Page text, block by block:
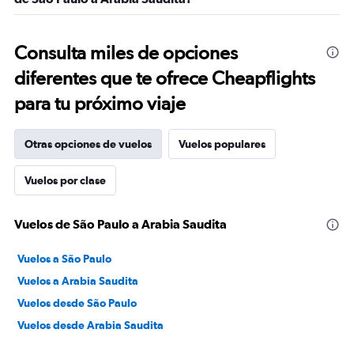
Consulta miles de opciones
diferentes que te ofrece Cheapflights
para tu próximo viaje
Otras opciones de vuelos Vuelos populares
Vuelos por clase
Vuelos de São Paulo a Arabia Saudita
Vuelos a São Paulo
Vuelos a Arabia Saudita
Vuelos desde São Paulo
Vuelos desde Arabia Saudita